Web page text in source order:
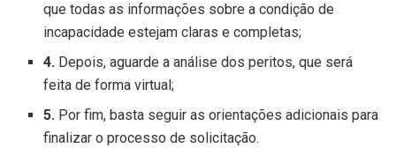
que todas as informações sobre a condição de
incapacidade estejam claras e completas;
4. Depois, aguarde a análise dos peritos, que será
feita de forma virtual;
5. Por fim, basta seguir as orientações adicionais para
finalizar o processo de solicitação.